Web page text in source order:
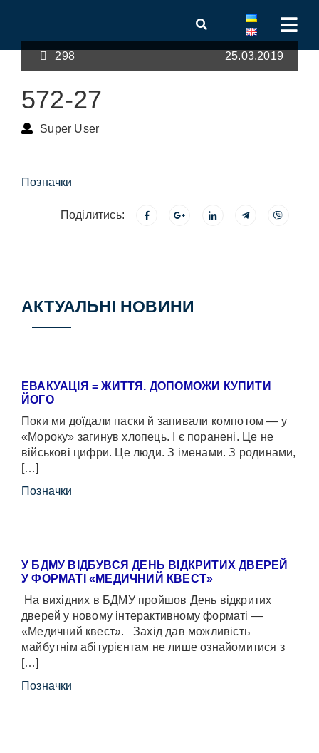
298 25.03.2019
572-27
Super User
Позначки
Поділитись:
АКТУАЛЬНІ НОВИНИ
ЕВАКУАЦІЯ = ЖИТТЯ. ДОПОМОЖИ КУПИТИ
ЙОГО
Поки ми доїдали паски й запивали компотом — у
«Мороку» загинув хлопець. І є поранені. Це не
військові цифри. Це люди. З іменами. З родинами,
[…]
Позначки
У БДМУ ВІДБУВСЯ ДЕНЬ ВІДКРИТИХ ДВЕРЕЙ
У ФОРМАТІ «МЕДИЧНИЙ КВЕСТ»
На вихідних в БДМУ пройшов День відкритих
дверей у новому інтерактивному форматі —
«Медичний квест». Захід дав можливість
майбутнім абітурієнтам не лише ознайомитися з
[…]
Позначки